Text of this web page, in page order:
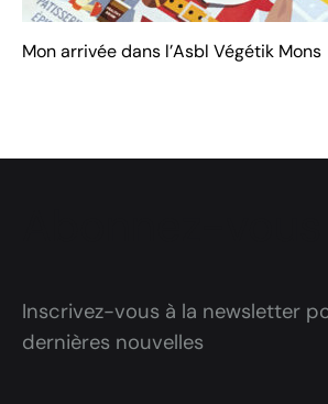
Mon arrivée dans l’Asbl Végétik Mons
Inscrivez-vous à la newsletter
dernières nouvelles